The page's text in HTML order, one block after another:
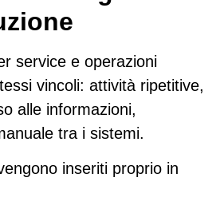
service e operazioni
vincoli: attività ripetitive,
alle informazioni,
tra i sistemi.
inseriti proprio in